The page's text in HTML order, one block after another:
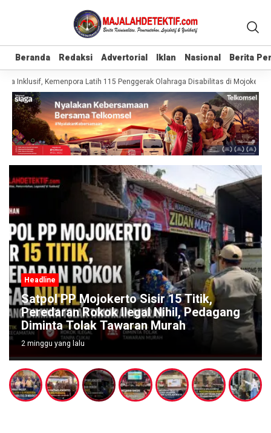
Beranda Redaksi Advertorial Iklan Nasional Berita
Beranda Redaksi Advertorial Iklan Nasional Berita
Inklusif, Kemenpora Latih 115 Penggerak Olahraga Disabilitas di Mojokerto
Headline
Satpol PP Mojokerto Sisir 15 Titik,
Peredaran Rokok Ilegal Nihil, Pedagang
Diminta Tolak Tawaran Murah
2 minggu yang lalu